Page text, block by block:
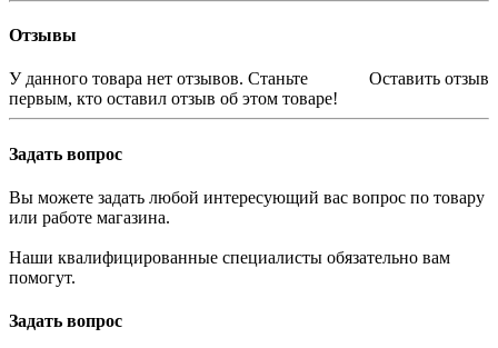
Отзывы
Оставить отзыв
У данного товара нет отзывов. Станьте
первым, кто оставил отзыв об этом товаре!
Задать вопрос
Вы можете задать любой интересующий вас вопрос по товару
или работе магазина.
Наши квалифицированные специалисты обязательно вам
помогут.
Задать вопрос